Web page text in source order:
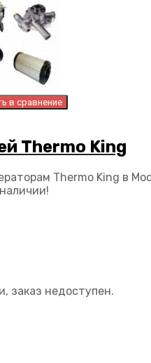
в сравнение
Thermo King
Thermo King в
заказ недоступен.